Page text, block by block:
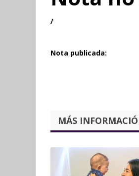
/
Nota publicada:
MÁS